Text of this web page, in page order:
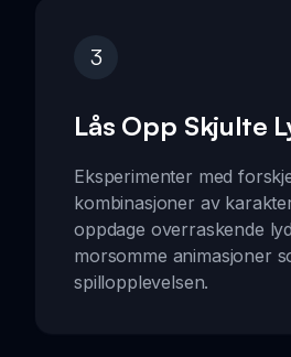
3
Lås Opp Skjulte
Eksperimenter med
kombinasjoner av
oppdage overraskende
morsomme animasjoner
spillopplevelsen.